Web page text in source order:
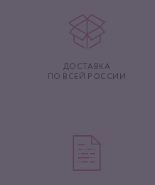
ДОСТАВКА
ПО ВСЕЙ РОССИИ